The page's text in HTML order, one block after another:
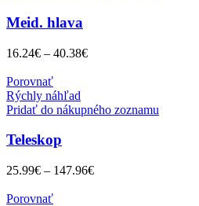
Meid. hlava
16.24€ – 40.38€
Porovnať
Rýchly náhľad
Pridať do nákupného zoznamu
Teleskop
25.99€ – 147.96€
Porovnať